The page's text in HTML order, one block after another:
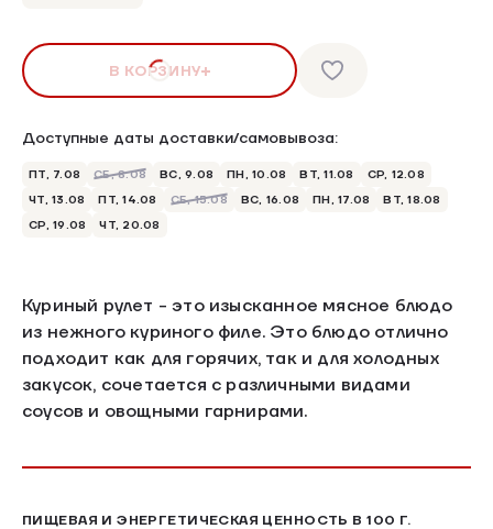
Доступные даты доставки/самовывоза:
ПТ, 7.08 СБ, 8.08 ВС, 9.08 ПН, 10.08 ВТ, 11.08
СР, 12.08
ЧТ, 13.08
ПТ, 14.08 СБ, 15.08 ВС, 16.08 ПН, 17.08
ВТ, 18.08
СР, 19.08
ЧТ, 20.08
В КОРЗИНУ
Куриный рулет - это изысканное мясное блюдо
из нежного куриного филе. Это блюдо отлично
подходит как для горячих, так и для холодных
закусок, сочетается с различными видами
соусов и овощными гарнирами.
ПИЩЕВАЯ И ЭНЕРГЕТИЧЕСКАЯ ЦЕННОСТЬ В 100 Г.